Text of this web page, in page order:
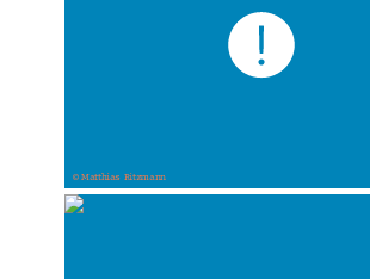
© Matthias Ritzmann